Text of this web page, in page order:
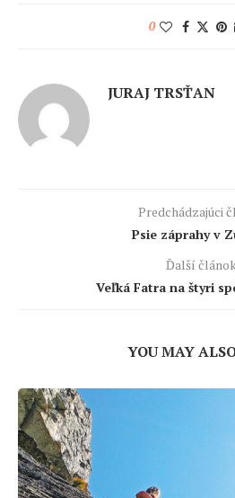
0
JURAJ TRSŤAN
Predchádzajúci
Psie záprahy v
Ďalší
Veľká Fatra na štyri
YOU MAY